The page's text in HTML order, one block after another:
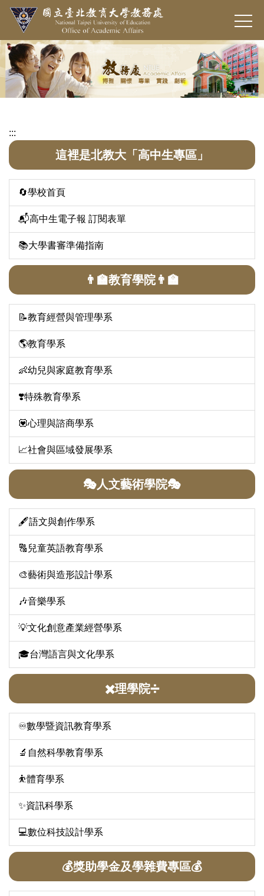
跳
要
內
容
區
:::
這裡是北教大「高中生專區」
🔄學校首頁
📬高中生電子報 訂閱表單
📚大學書審準備指南
👨‍🏫教育學院👨‍🏫
📝教育經營與管理學系
🌎教育學系
👶幼兒與家庭教育學系
❣️特殊教育學系
💟心理與諮商學系
📈社會與區域發展學系
🎭人文藝術學院🎭
🖋️語文與創作學系
🔠兒童英語教育學系
🎨藝術與造形設計學系
🎶音樂學系
💡文化創意產業經營學系
🎓台灣語言與文化學系
✖️理學院➗
♾️數學暨資訊教育學系
🔬自然科學教育學系
⛹️體育學系
✨資訊科學系
💻數位科技設計學系
💰獎助學金及學雜費專區💰